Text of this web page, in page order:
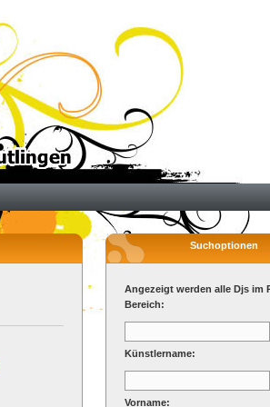
Suchoptionen
Angezeigt werden alle Djs im
Bereich:
Künstlername:
Vorname: